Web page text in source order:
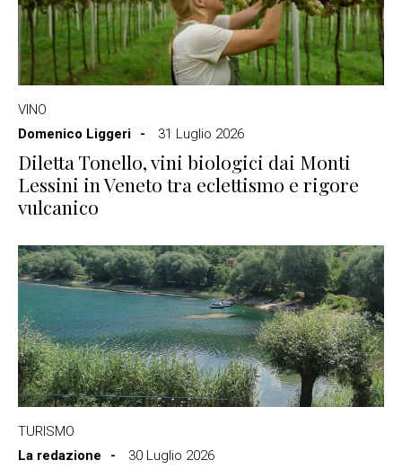
VINO
Domenico Liggeri
31 Luglio 2026
Diletta Tonello, vini biologici dai Monti
Lessini in Veneto tra eclettismo e rigore
vulcanico
TURISMO
La redazione
30 Luglio 2026